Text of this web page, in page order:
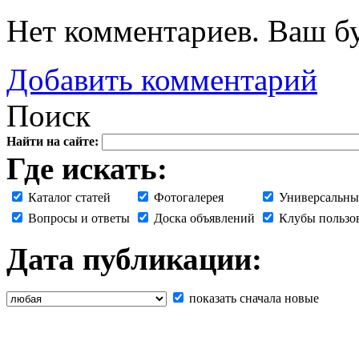
Нет комментариев. Ваш
Добавить комментарий
Поиск
Найти на сайте:
Где искать:
Каталог статей Фотогалерея
Вопросы и ответы
Доска объявлений Клубы
Дата публикации:
показать сначала новые